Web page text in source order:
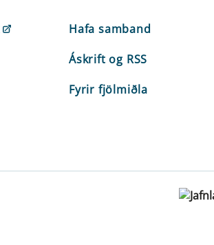
Hafa samband
Áskrift og RSS
Fyrir fjölmiðla